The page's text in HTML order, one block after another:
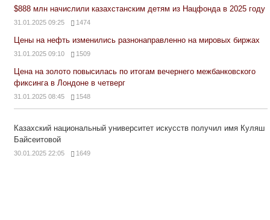
$888 млн начислили казахстанским детям из Нацфонда в 2025 году
31.01.2025 09:25 1474
Цены на нефть изменились разнонаправленно на мировых биржах
31.01.2025 09:10 1509
Цена на золото повысилась по итогам вечернего межбанковского
фиксинга в Лондоне в четверг
31.01.2025 08:45 1548
Казахский национальный университет искусств получил имя Куляш
Байсеитовой
30.01.2025 22:05 1649